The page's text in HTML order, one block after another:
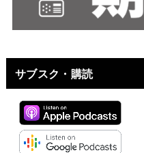
サブスク・購読